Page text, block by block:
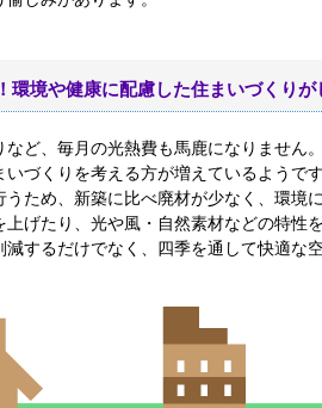
環境や健康に配慮した住まいづくりが
など、毎月の光熱費も馬鹿になりません
づくりを考える方が増えているようで
うため、新築に比べ廃材が少なく、環境
げたり、光や風・自然素材などの特性
減するだけでなく、四季を通して快適な